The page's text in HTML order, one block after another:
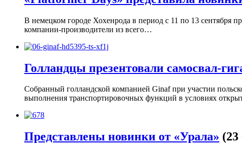
В немецком городе Хохенрода в период с 11 по 13 сентября
компании-производители из всего…
Голландцы презентовали самосвал-
Собранный голландской компанией Ginaf при участии
выполнения транспортировочных функций в условиях
Представлены новинки от «Урала» (23